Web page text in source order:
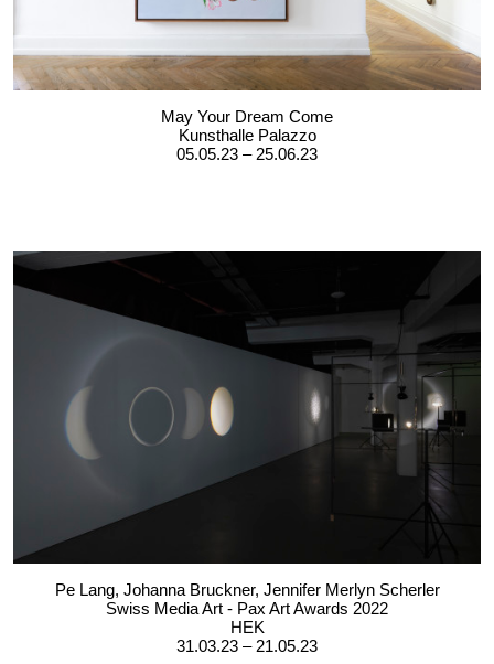
May Your Dream Come
Kunsthalle Palazzo
05.05.23 – 25.06.23
Pe Lang, Johanna Bruckner, Jennifer Merlyn Scherler
Swiss Media Art - Pax Art Awards 2022
HEK
31.03.23 – 21.05.23